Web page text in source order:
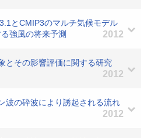
とCMIP3のマルチ気候モデル
強風の将来予測
2012
とその影響評価に関する研究
2012
波の砕波により誘起される流れ
2012